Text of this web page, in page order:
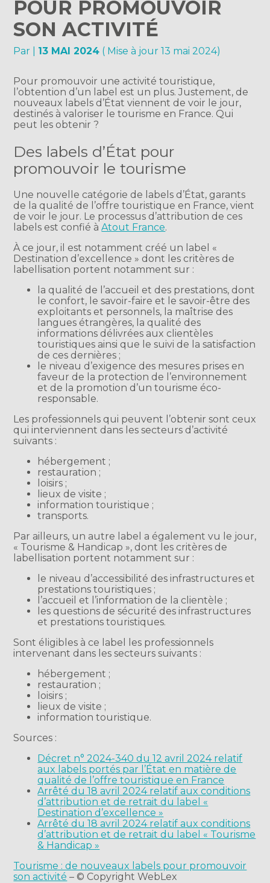
POUR PROMOUVOIR
SON ACTIVITÉ
Par 13 MAI 2024 ( Mise à jour 13 mai 2024)
Pour promouvoir une activité touristique,
l’obtention d’un label est un plus. Justement, de
nouveaux labels d’État viennent de voir le jour,
destinés à valoriser le tourisme en France. Qui
peut les obtenir ?
Des labels d’État pour
promouvoir le tourisme
Une nouvelle catégorie de labels d’État, garants
de la qualité de l’offre touristique en France, vient
de voir le jour. Le processus d’attribution de ces
labels est confié àAtout France.
À ce jour, il est notamment créé un label «
Destination d’excellence » dont les critères de
labellisation portent notamment sur :
la qualité de l’accueil et des prestations, dont
le confort, le savoir-faire et le savoir-être des
exploitants et personnels, la maîtrise des
langues étrangères, la qualité des
informations délivrées aux clientèles
touristiques ainsi que le suivi de la satisfaction
de ces dernières ;
le niveau d’exigence des mesures prises en
faveur de la protection de l’environnement
et de la promotion d’un tourisme éco-
responsable.
Les professionnels qui peuvent l’obtenir sont ceux
qui interviennent dans les secteurs d’activité
suivants :
hébergement ;
restauration ;
loisirs ;
lieux de visite ;
information touristique ;
transports.
Par ailleurs, un autre label a également vu le jour,
« Tourisme & Handicap », dont les critères de
labellisation portent notamment sur :
le niveau d’accessibilité des infrastructures et
prestations touristiques ;
l’accueil et l’information de la clientèle ;
les questions de sécurité des infrastructures
et prestations touristiques.
Sont éligibles à ce label les professionnels
intervenant dans les secteurs suivants :
hébergement ;
restauration ;
loisirs ;
lieux de visite ;
information touristique.
Sources :
Décret n° 2024-340 du 12 avril 2024 relatif
aux labels portés par l’État en matière de
qualité de l’offre touristique en France
Arrêté du 18 avril 2024 relatif aux conditions
d’attribution et de retrait du label «
Destination d’excellence »
Arrêté du 18 avril 2024 relatif aux conditions
d’attribution et de retrait du label « Tourisme
& Handicap »
Tourisme : de nouveaux labels pour promouvoir
son activité – © Copyright WebLex